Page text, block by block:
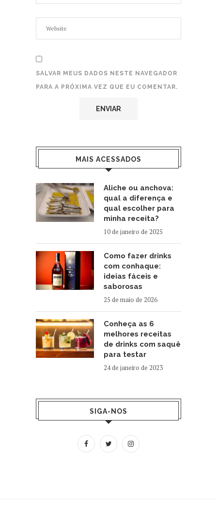
SALVAR MEUS DADOS NESTE NAVEGADOR
PARA A PRÓXIMA VEZ QUE EU COMENTAR.
MAIS ACESSADOS
Aliche ou anchova:
qual a diferença e
qual escolher para
minha receita?
10 de janeiro de 2025
Como fazer drinks
com conhaque:
ideias fáceis e
saborosas
25 de maio de 2026
Conheça as 6
melhores receitas
de drinks com saquê
para testar
24 de janeiro de 2023
SIGA-NOS